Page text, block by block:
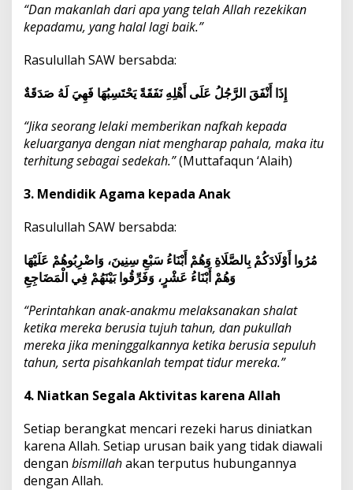
“Dan makanlah dari apa yang telah Allah rezekikan
kepadamu, yang halal lagi baik.”
Rasulullah SAW bersabda:
إِذَا أَنْفَقَ الرَّجُلُ عَلَى أَهْلِهِ نَفَقَةً يَحْتَسِبُهَا فَهِيَ لَهُ صَدَقَةٌ
“Jika seorang lelaki memberikan nafkah kepada
keluarganya dengan niat mengharap pahala, maka itu
terhitung sebagai sedekah.”(Muttafaqun ‘Alaih)
3. Mendidik Agama kepada Anak
Rasulullah SAW bersabda:
مُرُوا أَوْلَادَكُمْ بِالصَّلَاةِ وَهُمْ أَبْنَاءُ سَبْعِ سِنِينَ، وَاضْرِبُوهُمْ عَلَيْهَا
وَهُمْ أَبْنَاءُ عَشْرٍ، وَفَرِّقُوا بَيْنَهُمْ فِي الْمَضَاجِعِ
“Perintahkan anak-anakmu melaksanakan shalat
ketika mereka berusia tujuh tahun, dan pukullah
mereka jika meninggalkannya ketika berusia sepuluh
tahun, serta pisahkanlah tempat tidur mereka.”
4. Niatkan Segala Aktivitas karena Allah
Setiap berangkat mencari rezeki harus diniatkan
karena Allah. Setiap urusan baik yang tidak diawali
dengan bismillahakan terputus hubungannya
dengan Allah.